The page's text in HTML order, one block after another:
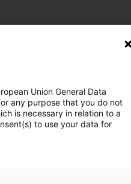
entwickelte mit Hilfe der
wie zum Beispiel die
einem kompletten System
Das Ergebnis: ein
von Wafern.
welches u.a. aus Teilen
dünnen Wafern der
Union General Data
any purpose that you do not
is necessary in relation to a
to use your data for